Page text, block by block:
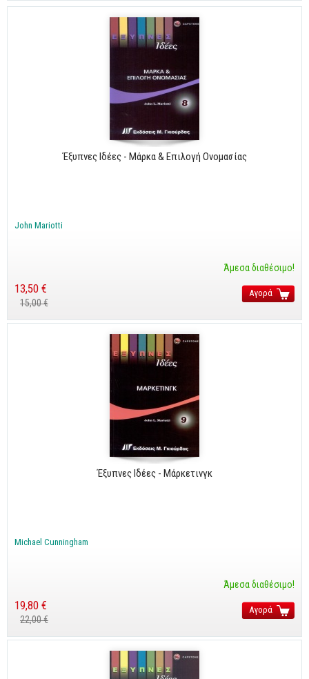
Έξυπνες Ιδέες - Μάρκα & Επιλογή Ονομασίας
John Mariotti
Άμεσα διαθέσιμο!
13,50 €
15,00 €
Αγορά
Έξυπνες Ιδέες - Μάρκετινγκ
Michael Cunningham
Άμεσα διαθέσιμο!
19,80 €
22,00 €
Αγορά